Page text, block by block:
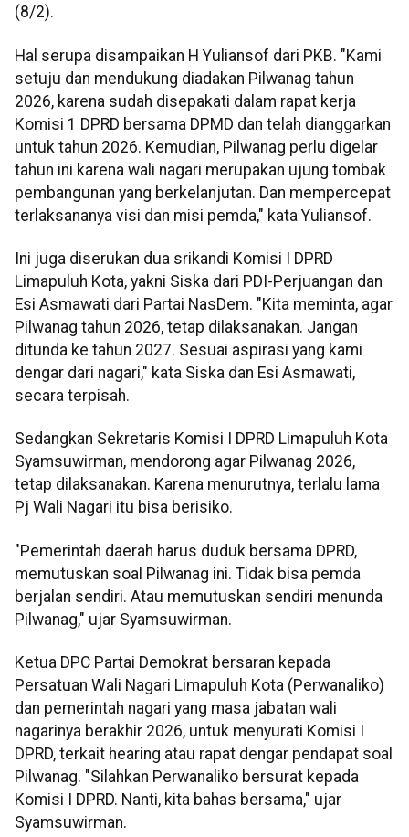
(8/2).
Hal serupa disampaikan H Yuliansof dari PKB. "Kami
setuju dan mendukung diadakan Pilwanag tahun
2026, karena sudah disepakati dalam rapat kerja
Komisi 1 DPRD bersama DPMD dan telah dianggarkan
untuk tahun 2026. Kemudian, Pilwanag perlu digelar
tahun ini karena wali nagari merupakan ujung tombak
pembangunan yang berkelanjutan. Dan mempercepat
terlaksananya visi dan misi pemda," kata Yuliansof.
Ini juga diserukan dua srikandi Komisi I DPRD
Limapuluh Kota, yakni Siska dari PDI-Perjuangan dan
Esi Asmawati dari Partai NasDem. "Kita meminta, agar
Pilwanag tahun 2026, tetap dilaksanakan. Jangan
ditunda ke tahun 2027. Sesuai aspirasi yang kami
dengar dari nagari," kata Siska dan Esi Asmawati,
secara terpisah.
Sedangkan Sekretaris Komisi I DPRD Limapuluh Kota
Syamsuwirman, mendorong agar Pilwanag 2026,
tetap dilaksanakan. Karena menurutnya, terlalu lama
Pj Wali Nagari itu bisa berisiko.
"Pemerintah daerah harus duduk bersama DPRD,
memutuskan soal Pilwanag ini. Tidak bisa pemda
berjalan sendiri. Atau memutuskan sendiri menunda
Pilwanag," ujar Syamsuwirman.
Ketua DPC Partai Demokrat bersaran kepada
Persatuan Wali Nagari Limapuluh Kota (Perwanaliko)
dan pemerintah nagari yang masa jabatan wali
nagarinya berakhir 2026, untuk menyurati Komisi I
DPRD, terkait hearing atau rapat dengar pendapat soal
Pilwanag. "Silahkan Perwanaliko bersurat kepada
Komisi I DPRD. Nanti, kita bahas bersama," ujar
Syamsuwirman.